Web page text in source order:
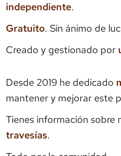
independiente.
Gratuito. Sin ánimo de
Creado y gestionado por
Desde 2019 he dedicado
mantener y mejorar este
Tienes información sobre
travesías.